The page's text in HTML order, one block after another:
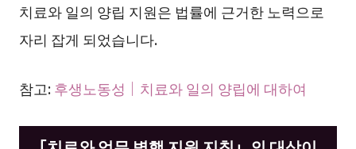
치료와 일의 양립 지원은 법률에 근거한 노력으로
자리 잡게 되었습니다.
참고:후생노동성｜치료와 일의 양립에 대하여